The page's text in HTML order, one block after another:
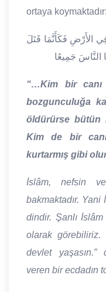
ortaya koymaktadır:
الأَرْضِ فَكَأَنَّمَا قَتَلَ
النَّاسَ جَمِيعًا
“…Kim bir
bozgunculuğa
öldürürse bütün
Kim de bir
kurtarmış gibi
İslâm, nefsin
bakmaktadır.
dindir. Şanlı İslâm
olarak görebiliriz.
devlet yaşasın.”
veren bir ecdadın